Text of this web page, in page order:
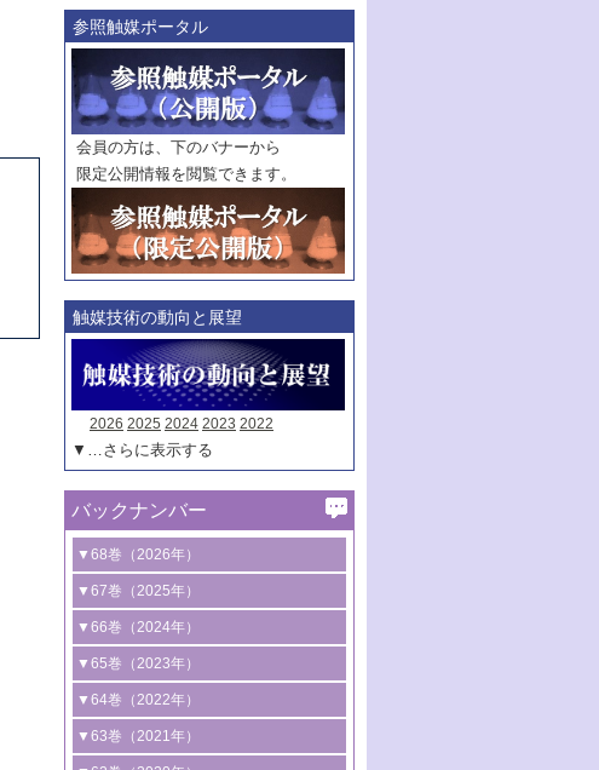
巻・号指定
巻
号
範囲指定
巻
号～
巻
号
触媒年鑑
年度
記事種別
マーク：
マークあり
参照触媒ポータル
会員の方は、下のバナーから
限定公開情報を閲覧できます。
触媒技術の動向と展望
2026 2025 2024 2023 2022
▼…さらに表示する
バックナンバー
▼68巻（2026年）
1号 過酸化水素合成に関する研究動向
2号 コンピューター技術により加速する
触媒開発
3号 有機分子変換やCO 資源化のための
光触媒に関する最近の研究
B号 第137回触媒討論会（2026年）
▼67巻（2025年）
1号 CO
水素化によるグリーン燃料/グリ
ーンケミカル製造
2号 水素製造のための水分解技術に関す
る最近の研究
3号 オレフィン系樹脂の精密合成に関す
▼66巻（2024年）
1号 低次元ナノ構造を有する触媒材料
2号 規制反応場を活用した固体触媒研究
の新展開
3号 未踏分子変換を目指した酸化触媒プ
▼65巻（2023年）
1号 炭素が関わる触媒機能
2号 プラスチックケミカルリサイクルの
ための触媒技術
▼64巻（2022年）
1号 合成ガス製造とCOを用いるケミカル
ズ合成の最新動向
▼63巻（2021年）